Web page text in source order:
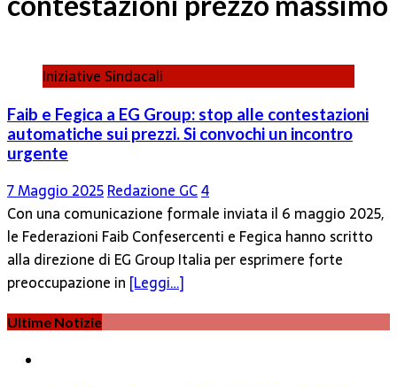
Iniziative Sindacali
Faib e Fegica a EG Group: stop alle contestazioni
automatiche sui prezzi. Si convochi un incontro
urgente
7 Maggio 2025Redazione GC4
Con una comunicazione formale inviata il 6 maggio 2025,
le Federazioni Faib Confesercenti e Fegica hanno scritto
alla direzione di EG Group Italia per esprimere forte
preoccupazione in [Leggi…]
Ultime Notizie